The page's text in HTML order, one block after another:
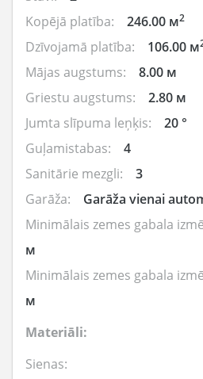
Kopējā platība:
246.00 м2
Dzīvojamā platība: 106.00 м
Mājas augstums:
8.00 м
Griestu augstums:
2.80 м
Jumta slīpuma leņķis:
20 °
Guļamistabas:
4
Sanitārie mezgli:
3
Garāža:
Garāža vienai
Minimālais zemes gabala
м
Minimālais zemes gabala
м
Materiāli:
Sienas: